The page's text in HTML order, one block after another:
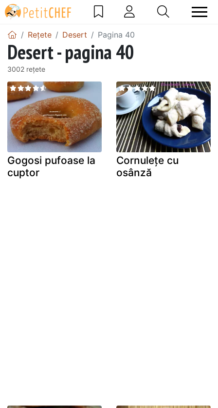
Rețete Desert Pagina 40
Desert - pagina 40
3002 rețete
Gogosi pufoase la
cuptor
Cornulețe cu
osânză